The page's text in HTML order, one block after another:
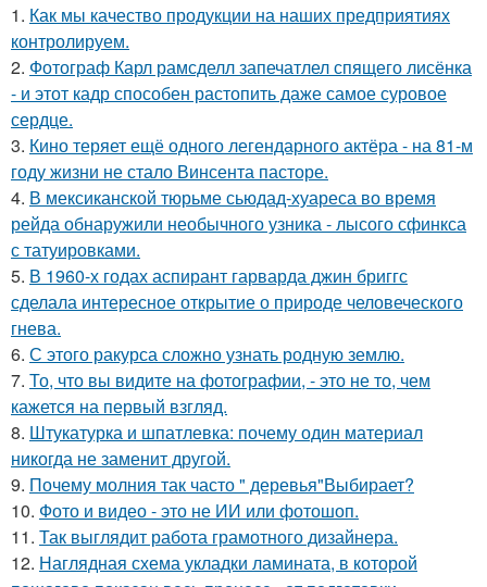
1. Как мы качество продукции на наших предприятиях
контролируем.
2. Фотограф Карл рамсделл запечатлел спящего лисёнка
- и этот кадр способен растопить даже самое суровое
сердце.
3. Кино теряет ещё одного легендарного актёра - на 81-м
году жизни не стало Винсента пасторе.
4. В мексиканской тюрьме сьюдад-хуареса во время
рейда обнаружили необычного узника - лысого сфинкса
с татуировками.
5. В 1960-х годах аспирант гарварда джин бриггс
сделала интересное открытие о природе человеческого
гнева.
6. С этого ракурса сложно узнать родную землю.
7. То, что вы видите на фотографии, - это не то, чем
кажется на первый взгляд.
8. Штукатурка и шпатлевка: почему один материал
никогда не заменит другой.
9. Почему молния так часто " деревья"Выбирает?
10. Фото и видео - это не ИИ или фотошоп.
11. Так выглядит работа грамотного дизайнера.
12. Наглядная схема укладки ламината, в которой